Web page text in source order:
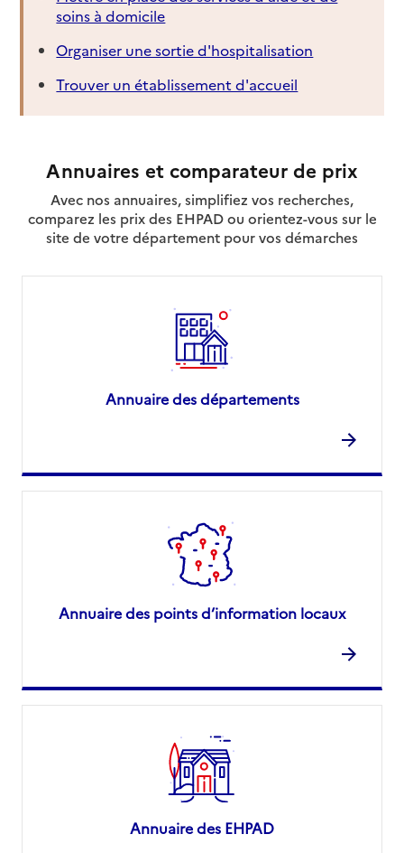
soins à domicile
Organiser une sortie d'hospitalisation
Trouver un établissement d'accueil
Annuaires et comparateur de prix
Avec nos annuaires, simplifiez vos recherches,
comparez les prix des EHPAD ou orientez-vous sur le
site de votre département pour vos démarches
Annuaire des départements
Annuaire des points d’information locaux
Annuaire des EHPAD